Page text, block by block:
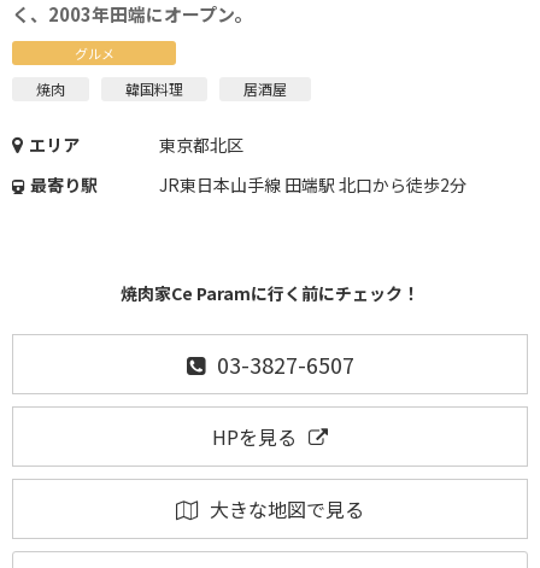
く、2003年田端にオープン。
グルメ
焼肉 韓国料理 居酒屋
エリア
東京都北区
最寄り駅
JR東日本山手線 田端駅 北口から徒歩2分
焼肉家Ce Paramに行く前にチェック！
03-3827-6507
HPを見る
大きな地図で見る